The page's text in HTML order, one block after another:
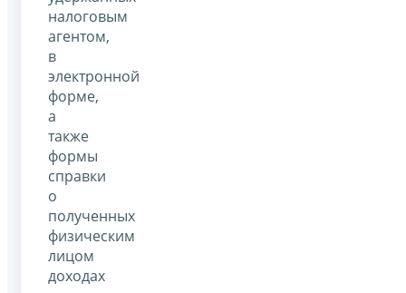
налоговым
агентом,
в
электронной
форме,
а
также
формы
справки
о
полученных
физическим
лицом
доходах